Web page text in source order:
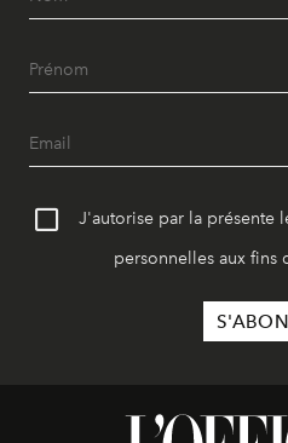
J'autorise par la présente
personnelles aux fins